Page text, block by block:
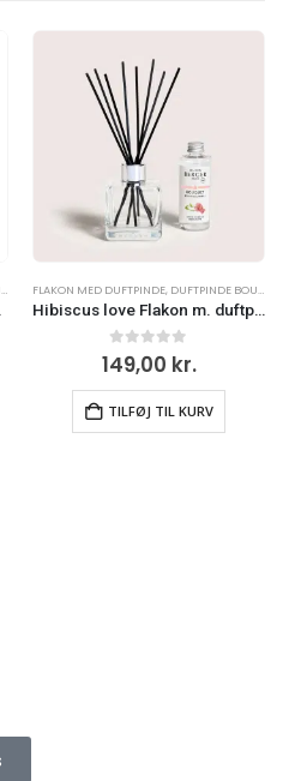
,MAISON BERGER
FLAKON MED DUFTPINDE, DUFTPINDE BOUQUET
Hibiscus love Flakon m. duftpinde bouquet
0ud af 5
149,00 kr.
TILFØJ TIL KURV